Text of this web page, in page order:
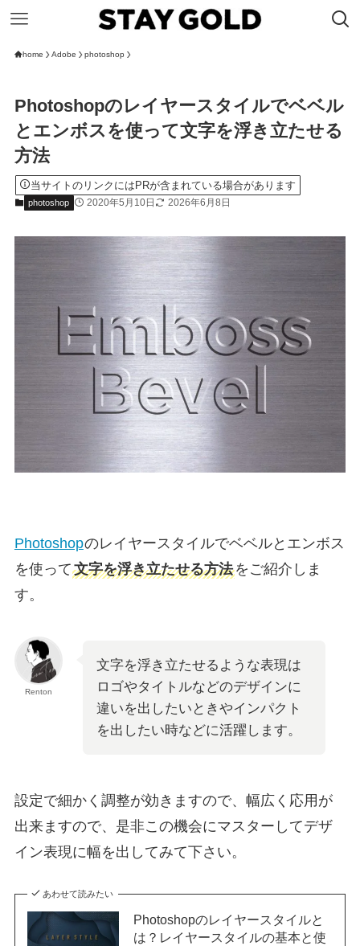
home Adobe photoshop
Photoshopのレイヤースタイルでベベル
とエンボスを使って文字を浮き立たせる
方法
当サイトのリンクにはPRが含まれている場合があります
photoshop 2020年5月10日 2026年6月8日
Photoshopのレイヤースタイルでベベルとエンボス
を使って文字を浮き立たせる方法をご紹介しま
す。
Renton
文字を浮き立たせるような表現は
ロゴやタイトルなどのデザインに
違いを出したいときやインパクト
を出したい時などに活躍します。
設定で細かく調整が効きますので、幅広く応用が
出来ますので、是非この機会にマスターしてデザ
イン表現に幅を出してみて下さい。
あわせて読みたい
Photoshopのレイヤースタイルと
は？レイヤースタイルの基本と使